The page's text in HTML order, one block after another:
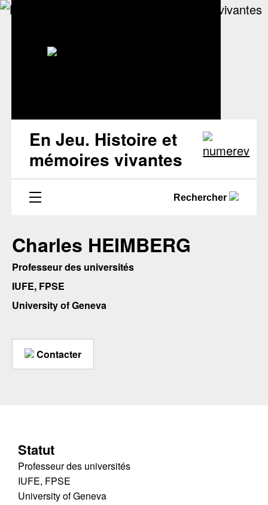
En Jeu. Histoire et
mémoires vivantes
Rechercher
Charles HEIMBERG
Professeur des universités
IUFE, FPSE
University of Geneva
Contacter
Statut
Professeur des universités
IUFE, FPSE
University of Geneva